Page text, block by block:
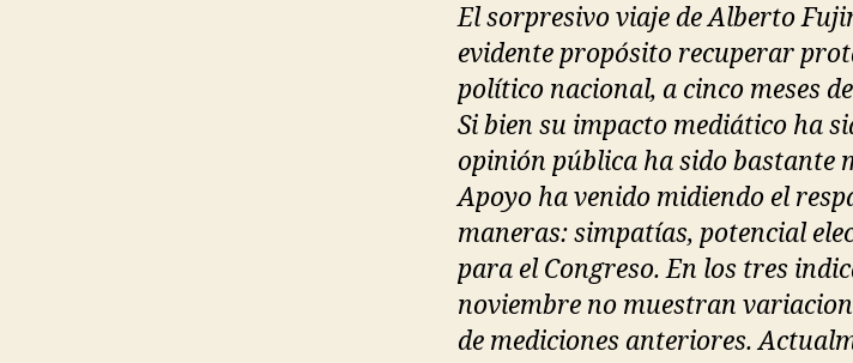
El sorpresivo viaje de Alberto
evidente propósito recuperar
político nacional, a cinco meses
Si bien su impacto mediático ha
opinión pública ha sido bastante
Apoyo ha venido midiendo el
maneras: simpatías, potencial
para el Congreso. En los tres
noviembre no muestran
de mediciones anteriores.